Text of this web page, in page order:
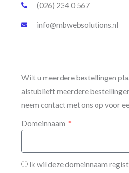
(026) 234 0 567
info@mbwebsolutions.nl
Wilt u meerdere bestellingen
alstublieft meerdere
neem contact met ons op voor
Domeinnaam
Ik wil deze domeinnaam